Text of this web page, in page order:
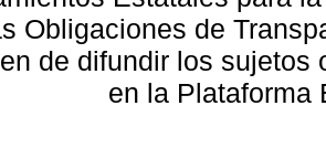
Obligaciones de
de difundir los sujetos
en la Plataforma